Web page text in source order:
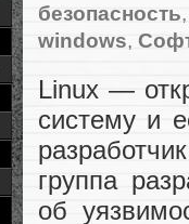
безопасность
windows,
Linux —
систему и
группа
об